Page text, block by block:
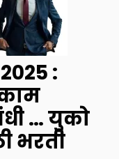
:
… युको
भरती